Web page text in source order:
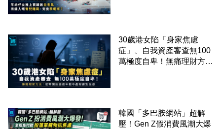
30歲港女陷「身家焦慮
症」、自我資產審查無100
萬極度自卑！無痛理財方
韓國「多巴胺網站」超解
壓！Gen Z假消費風潮大爆